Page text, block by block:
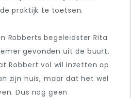
praktijk te toetsen.
Robberts begeleidster Rita
gevonden uit de buurt.
Robbert vol wil inzetten op
zijn huis, maar dat het wel
Dus nog geen